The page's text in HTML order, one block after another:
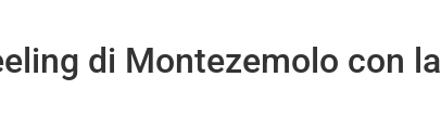
di Montezemolo con la